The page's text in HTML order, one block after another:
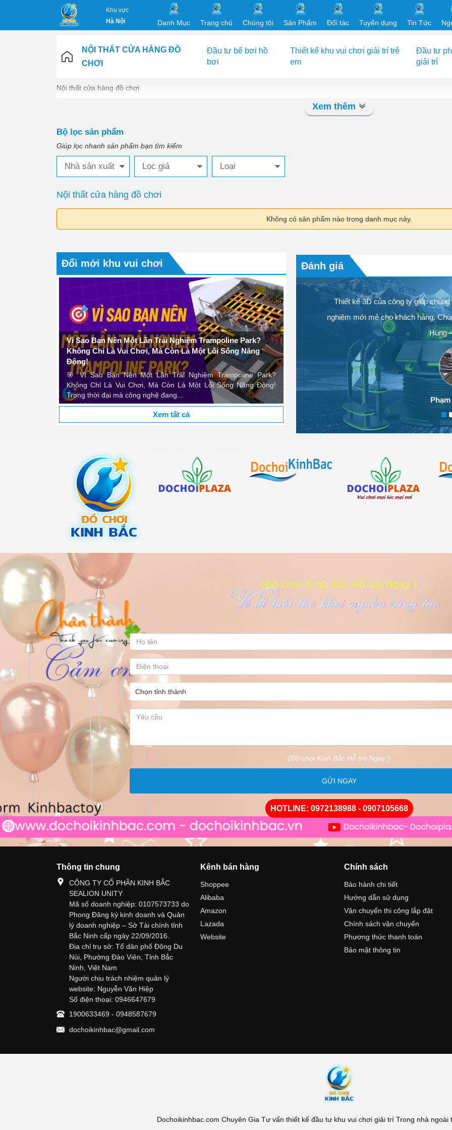
Khu vực
Hà Nội
Danh Mục Trang chủ Chúng tôi Sản Phẩm Đối tác Tuyển dụng Tin Tức
NỘI THẤT CỬA HÀNG ĐỒ
CHƠI
Đầu tư bể bơi hồ
bơi
Thiết kế khu vui chơi giải trí trẻ
em
Đầu tư
giải trí
Nội thất cửa hàng đồ chơi
Xem thêm
Bộ lọc sản phẩm
Giúp lọc nhanh sản phẩm bạn tìm kiếm
Nhà sản xuất Lọc giá Loại
Nội thất cửa hàng đồ chơi
Không có sản phẩm nào trong danh mục này.
Đổi mới khu vui chơi
Vì Sao Bạn Nên Một Lần Trải Nghiệm Trampoline Park?
Không Chỉ Là Vui Chơi, Mà Còn Là Một Lối Sống Năng
Động!
🎯 Vì Sao Bạn Nên Một Lần Trải Nghiệm Trampoline Park?
Không Chỉ Là Vui Chơi, Mà Còn Là Một Lối Sống Năng Động!
Trong thời đại mà công nghệ đang...
Những Chi Tiết Nhỏ Trong Vận Hành Quyết Định
đến chiến lược lớn, tầm nhìn xa hoặc sản phẩm
nhiên, một thực tế mà...
Xem tất cả
Đánh giá
Dịch vụ thiết kế 3D chất lượng cao và hợp lý về giá. Tôi rất hài lòng với mọi khía
cạnh của dự án của chúng tôi." - Lê Thị Mai Linh – Kiên Giang
Lê Thị Mai Linh
Thiết kế 3D của công ty giúp
nghiệm mới mẻ cho khách hàng.
Hùng
(Đồ chơi Kinh Bắc Hỗ trợ Ngay )
(Đồ chơi Kinh Bắc Hỗ trợ Ngay )
GỬI NGAY
HOTLINE: 0972138988 - 0907105668
Thông tin chung
CÔNG TY CỔ PHẦN KINH BẮC
SEALION UNITY
Mã số doanh nghiệp: 0107573733 do
Phong Đăng ký kinh doanh và Quản
lý doanh nghiệp – Sở Tài chính tỉnh
Bắc Ninh cấp ngày 22/09/2016.
Địa chỉ trụ sở: Tổ dân phố Đông Du
Núi, Phường Đào Viên, Tỉnh Bắc
Ninh, Việt Nam
Người chịu trách nhiệm quản lý
website: Nguyễn Văn Hiệp
Số điện thoại: 0946647679
1900633469 - 0948587679
dochoikinhbac@gmail.com
Kênh bán hàng
Shoppee
Alibaba
Amazon
Lazada
Website
Chính sách
Bảo hành chi tiết
Hướng dẫn sử dụng
Vận chuyển thi công lắp đặt
Chính sách vận chuyển
Phương thức thanh toán
Bảo mật thông tin
Dochoikinhbac.com Chuyên Gia Tư vấn thiết kế đầu tư khu vui chơi giải trí Trong nhà ngoài